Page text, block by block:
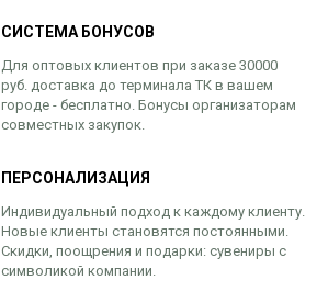
СИСТЕМА БОНУСОВ
Для оптовых клиентов при заказе 30000
руб. доставка до терминала ТК в вашем
городе - бесплатно. Бонусы организаторам
совместных закупок.
ПЕРСОНАЛИЗАЦИЯ
Индивидуальный подход к каждому клиенту.
Новые клиенты становятся постоянными.
Скидки, поощрения и подарки: сувениры с
символикой компании.